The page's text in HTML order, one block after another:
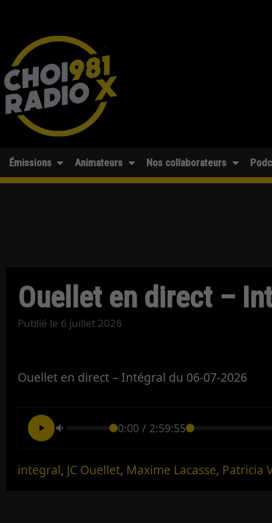
Émissions Animateurs Nos collaborateurs
Ouellet en direct –
Publié le 6 juillet 2026
Ouellet en direct – Intégral du 06-07-2026
0:00 / 2:59:55
integral, JC Ouellet, Maxime Lacasse, Patricia